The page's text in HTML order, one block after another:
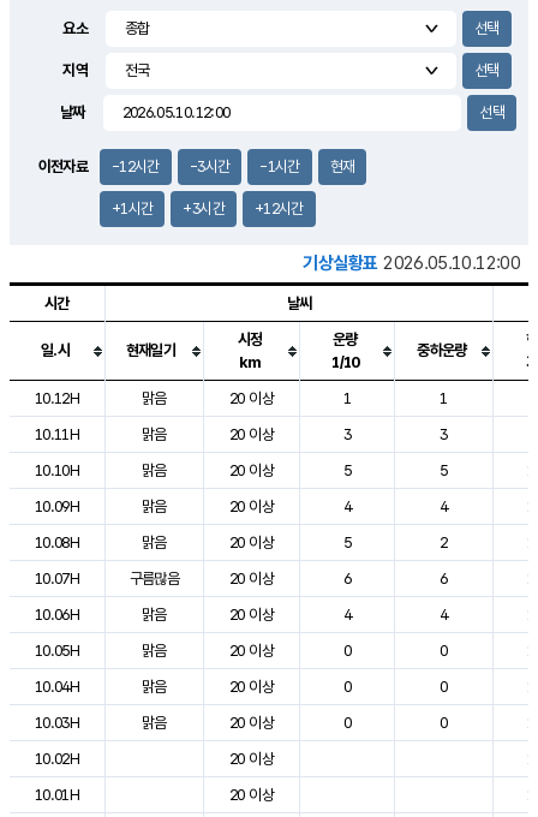
1.4m/s
요소
지역
날짜
이전자료 -12시간 -3시간 -1시간 현재
+1시간 +3시간 +12시간
기상실황표 2026.05.10.12:00
도시별 기상실황표로 지점, 날씨, 기온, 강수, 바람, 기압등을 안내한 표입
시간 날씨
일.시 현재일기
시정
km
운량
1/10
중하운량
10.12H
맑음 20 이상 1 1
10.11H
맑음 20 이상 3 3
10.10H
맑음 20 이상 5 5
10.09H
맑음 20 이상 4 4
10.08H
맑음 20 이상 5 2
10.07H
구름많음 20 이상 6 6
10.06H
맑음 20 이상 4 4
10.05H
맑음 20 이상 0 0
10.04H
맑음 20 이상 0 0
10.03H
맑음 20 이상 0 0
10.02H
20 이상
10.01H
20 이상